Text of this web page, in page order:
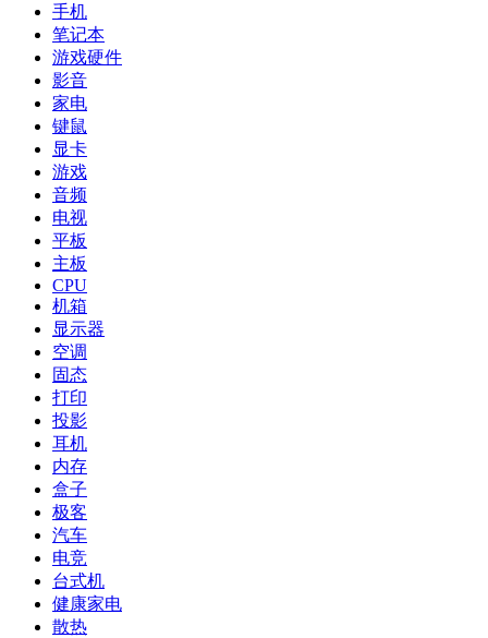
手机
笔记本
游戏硬件
影音
家电
键鼠
显卡
游戏
音频
电视
平板
主板
CPU
机箱
显示器
空调
固态
打印
投影
耳机
内存
盒子
极客
汽车
电竞
台式机
健康家电
散热